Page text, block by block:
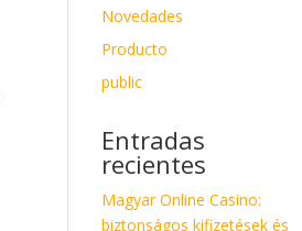
Novedades
Producto
public
Entradas
recientes
Magyar Online Casino:
biztonságos kifizetések és